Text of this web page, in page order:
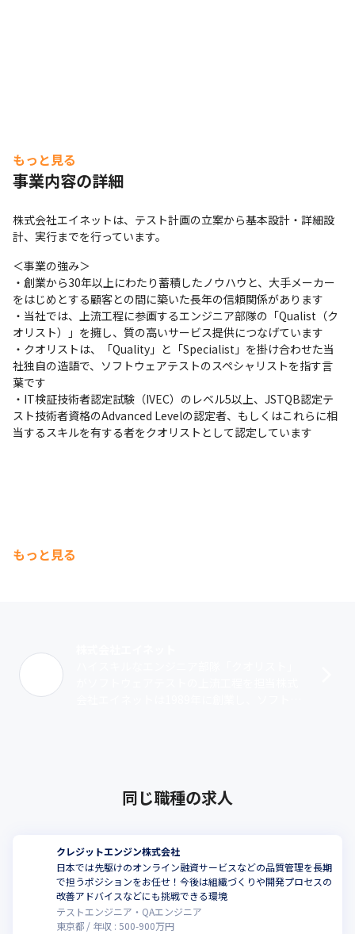
細かな制約がなく自由度高く働ける職場です。
もっと見る
事業内容の詳細
株式会社エイネットは、テスト計画の立案から基本設計・詳細設
計、実行までを行っています。
＜事業の強み＞
・創業から30年以上にわたり蓄積したノウハウと、大手メーカー
をはじめとする顧客との間に築いた長年の信頼関係があります
・当社では、上流工程に参画するエンジニア部隊の「Qualist（ク
オリスト）」を擁し、質の高いサービス提供につなげています
・クオリストは、「Quality」と「Specialist」を掛け合わせた当
社独自の造語で、ソフトウェアテストのスペシャリストを指す言
葉です
・IT検証技術者認定試験（IVEC）のレベル5以上、JSTQB認定テ
スト技術者資格のAdvanced Levelの認定者、もしくはこれらに相
当するスキルを有する者をクオリストとして認定しています
もっと見る
同じ職種の求人
クレジットエンジン株式会社
日本では先駆けのオンライン融資サービスなどの品質管理を長期
で担うポジションをお任せ！今後は組織づくりや開発プロセスの
改善アドバイスなどにも挑戦できる環境
テストエンジニア・QAエンジニア
東京都
年収 : 500-900万円